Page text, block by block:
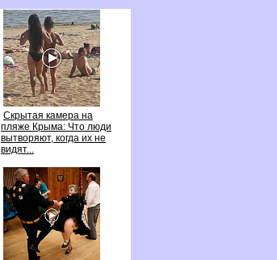
Скрытая камера на
пляже Крыма: Что люди
ытворяют, когда их не
идят...